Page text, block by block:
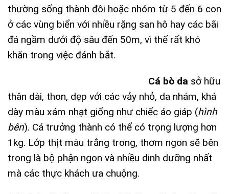
thường sống thành đôi hoặc nhóm từ 5 đến 6 con
ở các vùng biển với nhiều rặng san hô hay các bãi
đá ngầm dưới độ sâu đến 50m, vì thế rất khó
khăn trong việc đánh bắt.
Cá bò da sở hữu
thân dài, thon, dẹp với các vảy nhỏ, da nhám, khá
dày màu xám nhạt giống như chiếc áo giáp (hình
bên). Cá trưởng thành có thể có trọng lượng hơn
1kg. Lớp thịt màu trắng trong, thơm ngon sẽ bên
trong là bộ phận ngon và nhiều dinh dưỡng nhất
mà các thực khách ưa chuộng.